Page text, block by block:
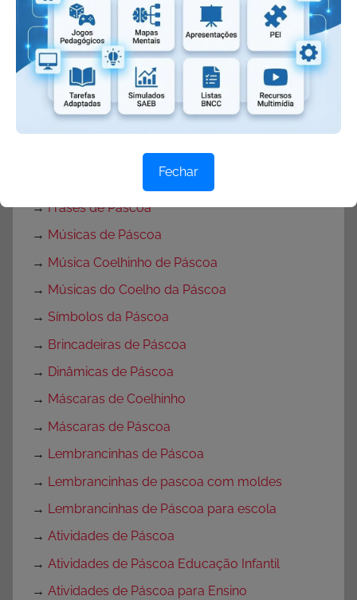
→Atividades Verdadeiro sentido da Páscoa
→Atividades de Páscoa com Interpretação de
Texto
Atividades para Páscoa
Cartão de Páscoa
Mensagens de Páscoa
→Frases de Páscoa
→ Músicas de Páscoa
→ Música Coelhinho de Páscoa
→ Músicas do Coelho da Páscoa
→ Símbolos da Páscoa
→ Brincadeiras de Páscoa
→ Dinâmicas de Páscoa
→ Máscaras de Coelhinho
→ Máscaras de Páscoa
→ Lembrancinhas de Páscoa
→ Lembrancinhas de pascoa com moldes
→ Lembrancinhas de Páscoa para escola
→ Atividades de Páscoa
→ Atividades de Páscoa Educação Infantil
→ Atividades de Páscoa para Ensino
Fechar